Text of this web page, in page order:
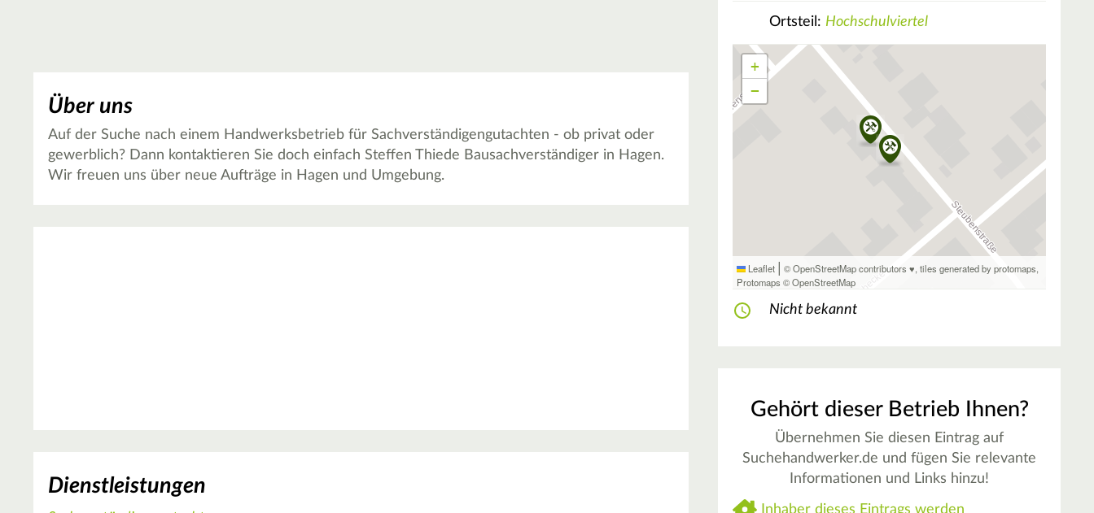
Über uns
Auf der Suche nach einem Handwerksbetrieb für Sachverständigengutachten - ob privat oder
gewerblich? Dann kontaktieren Sie doch einfach Steffen Thiede Bausachverständiger in Hagen.
Wir freuen uns über neue Aufträge in Hagen und Umgebung.
Dienstleistungen
Ortsteil: Hochschulviertel
+
−
Leaflet | © OpenStreetMap contributors ♥,tiles generated by protomaps,
Protomaps ©OpenStreetMap
Nicht bekannt
Gehört dieser Betrieb Ihnen?
Übernehmen Sie diesen Eintrag auf
Suchehandwerker.de und fügen Sie relevante
Informationen und Links hinzu!
Inhaber dieses Eintrags werden